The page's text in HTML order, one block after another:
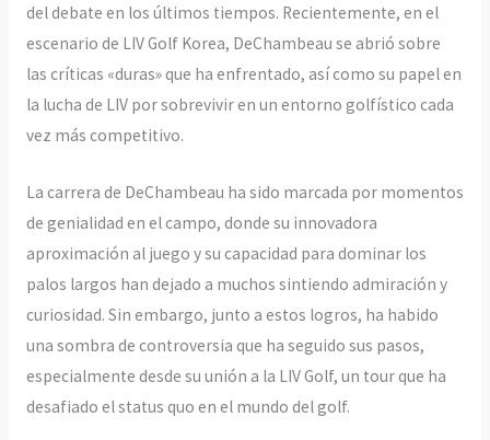
del debate en los últimos tiempos. Recientemente, en el
escenario de LIV Golf Korea, DeChambeau se abrió sobre
las críticas «duras» que ha enfrentado, así como su papel en
la lucha de LIV por sobrevivir en un entorno golfístico cada
vez más competitivo.
La carrera de DeChambeau ha sido marcada por momentos
de genialidad en el campo, donde su innovadora
aproximación al juego y su capacidad para dominar los
palos largos han dejado a muchos sintiendo admiración y
curiosidad. Sin embargo, junto a estos logros, ha habido
una sombra de controversia que ha seguido sus pasos,
especialmente desde su unión a la LIV Golf, un tour que ha
desafiado el status quo en el mundo del golf.